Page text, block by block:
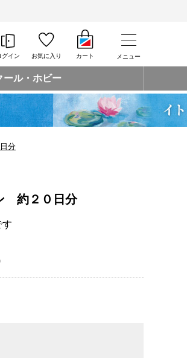
グイン お気に入り カート メニュー
ール・ホビー
分
約２０日分
す